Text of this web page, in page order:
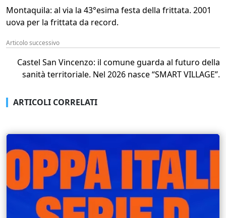
Montaquila: al via la 43°esima festa della frittata. 2001
uova per la frittata da record.
Articolo successivo
Castel San Vincenzo: il comune guarda al futuro della
sanità territoriale. Nel 2026 nasce “SMART VILLAGE”.
ARTICOLI CORRELATI